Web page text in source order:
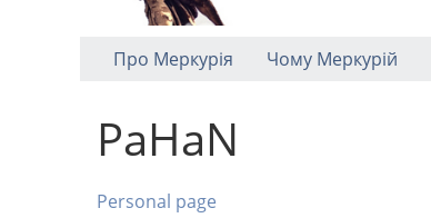
Про Меркурія Чому Меркурій
PaHaN
Personal page